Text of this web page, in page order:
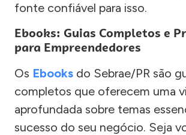
fonte confiável para isso.
Ebooks: Guias Completos e
para Empreendedores
Os Ebooks do Sebrae/PR são
completos que oferecem uma
aprofundada sobre temas
sucesso do seu negócio. Seja